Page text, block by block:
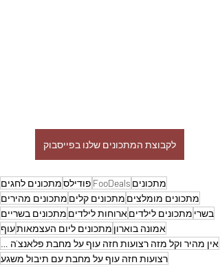
לקבוצת המתכונים שלנו בפייסבוק
מתכונים FooDeals פודילסמתכונים לחגים
מתכונים מומלצים מתכונים קלים מתכונים מהירים
בשרי מתכונים לילדיםארוחות לילדים מתכונים בשריים
אמונה בוארון מתכונים ליום העצמאותעוף
אין מהיר וקל מזה רצועות חזה עוף על מחבת פלאנצ'ה עם תיבול משגע הצלחה מובטחת - אמונה בוארון
רצועות חזה עוף על מחבת עם תיבול משגע